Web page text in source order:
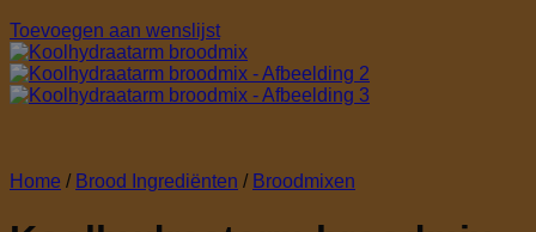
Toevoegen aan wenslijst
Home / Brood Ingrediënten / Broodmixen